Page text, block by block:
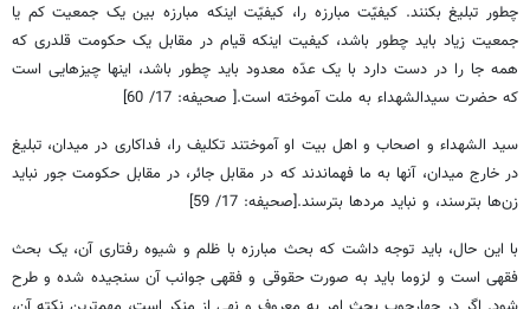
چطور تبلیغ بکنند. کیفیّت مبارزه را، کیفیّت اینکه مبارزه بین یک جمعیت کم یا
جمعیت زیاد باید چطور باشد، کیفیت اینکه قیام در مقابل یک حکومت قلدری که
همه جا را در دست دارد با یک عدّه معدود باید چطور باشد، اینها چیزهایی است
که حضرت سیدالشهداء به ملت آموخته است.[ صحیفه: 17/ 60]
سید الشهداء و اصحاب و اهل بیت او آموختند تکلیف را، فداکاری در میدان، تبلیغ
در خارج میدان، آنها به ما فهماندند که در مقابل جائر، در مقابل حکومت جور نباید
زن‌ها بترسند، و نباید مردها بترسند.[صحیفه: 17/ 59]
با این حال، باید توجه داشت که بحث مبارزه با ظلم و شیوه رفتاری آن، یک بحث
فقهی است و لزوما باید به صورت حقوقی و فقهی جوانب آن سنجیده شده و طرح